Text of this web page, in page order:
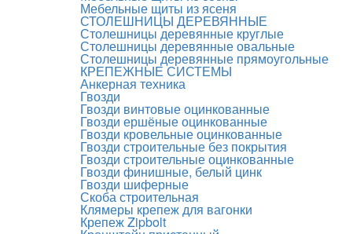
Мебельные щиты из ясеня
СТОЛЕШНИЦЫ ДЕРЕВЯННЫЕ
Столешницы деревянные круглые
Столешницы деревянные овальные
Столешницы деревянные прямоугольные
КРЕПЕЖНЫЕ СИСТЕМЫ
Анкерная техника
Гвозди
Гвозди винтовые оцинкованные
Гвозди ершёные оцинкованные
Гвозди кровельные оцинкованные
Гвозди строительные без покрытия
Гвозди строительные оцинкованные
Гвозди финишные, белый цинк
Гвозди шиферные
Скоба строительная
Клямеры крепеж для вагонки
Крепеж Zipbolt